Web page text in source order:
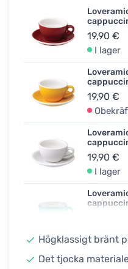
19,90 €
I lager
19,90 €
19,90 €
I lager
Högklassigt bränt
Det tjocka